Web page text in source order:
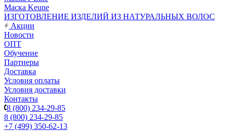
Маска Keune
ИЗГОТОВЛЕНИЕ ИЗДЕЛИЙ ИЗ НАТУРАЛЬНЫХ ВОЛОС
Акции
Новости
ОПТ
Обучение
Партнеры
Доставка
Условия оплаты
Условия доставки
Контакты
8 (800) 234-29-85
8 (800) 234-29-85
+7 (499) 350-62-13